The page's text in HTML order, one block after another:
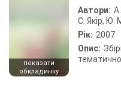
показати
обкладинку
Автори:
С. Якір, Ю.
Рік: 2007
Опис: